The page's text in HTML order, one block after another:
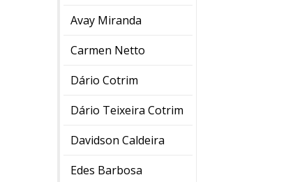
Avay Miranda
Carmen Netto
Dário Cotrim
Dário Teixeira Cotrim
Davidson Caldeira
Edes Barbosa